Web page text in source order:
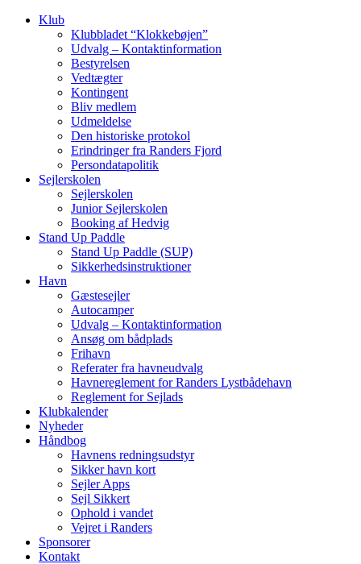
Klub
Klubbladet “Klokkebøjen”
Udvalg – Kontaktinformation
Bestyrelsen
Vedtægter
Kontingent
Bliv medlem
Udmeldelse
Den historiske protokol
Erindringer fra Randers Fjord
Persondatapolitik
Sejlerskolen
Sejlerskolen
Junior Sejlerskolen
Booking af Hedvig
Stand Up Paddle
Stand Up Paddle (SUP)
Sikkerhedsinstruktioner
Havn
Gæstesejler
Autocamper
Udvalg – Kontaktinformation
Ansøg om bådplads
Frihavn
Referater fra havneudvalg
Havnereglement for Randers Lystbådehavn
Reglement for Sejlads
Klubkalender
Nyheder
Håndbog
Havnens redningsudstyr
Sikker havn kort
Sejler Apps
Sejl Sikkert
Ophold i vandet
Vejret i Randers
Sponsorer
Kontakt